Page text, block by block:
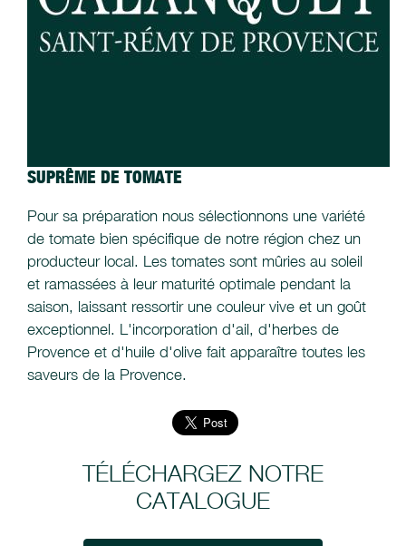
SUPRÊME DE TOMATE
Pour sa préparation nous sélectionnons une variété
de tomate bien spécifique de notre région chez un
producteur local. Les tomates sont mûries au soleil
et ramassées à leur maturité optimale pendant la
saison, laissant ressortir une couleur vive et un goût
exceptionnel. L'incorporation d'ail, d'herbes de
Provence et d'huile d'olive fait apparaître toutes les
saveurs de la Provence.
TÉLÉCHARGEZ NOTRE
CATALOGUE